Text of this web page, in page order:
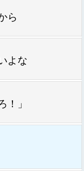
ら
よな
！」